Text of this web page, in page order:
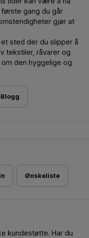
gang du går
gjør at
sted der du slipper å
tekstiler, råvarer og
den hyggelige og
Blogg
Ønskeliste
kundestøtte. Har du